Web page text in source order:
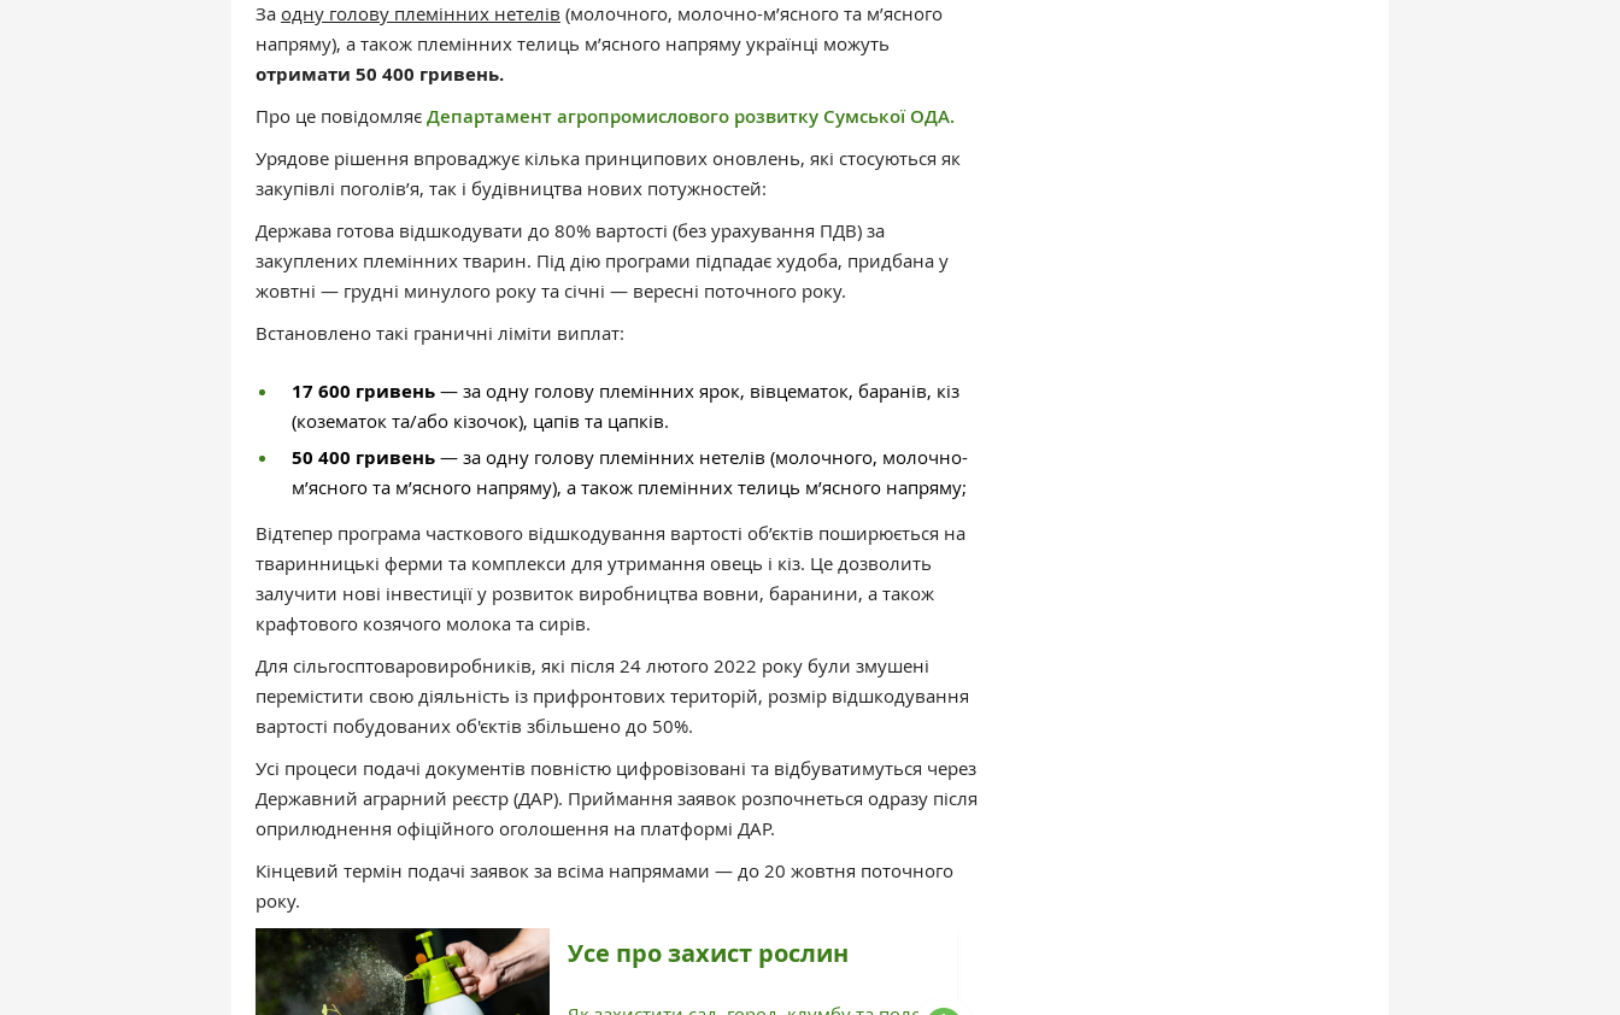
За одну голову племінних нетелів (молочного, молочно-м’ясного та м’ясного
напряму), а також племінних телиць м’ясного напряму українці можуть
отримати 50 400 гривень.
Про це повідомляє Департамент агропромислового розвитку Сумської ОДА.
Урядове рішення впроваджує кілька принципових оновлень, які стосуються як
закупівлі поголів’я, так і будівництва нових потужностей:
Держава готова відшкодувати до 80% вартості (без урахування ПДВ) за
закуплених племінних тварин. Під дію програми підпадає худоба, придбана у
жовтні — грудні минулого року та січні — вересні поточного року.
Встановлено такі граничні ліміти виплат:
17 600 гривень — за одну голову племінних ярок, вівцематок, баранів, кіз
(козематок та/або кізочок), цапів та цапків.
50 400 гривень — за одну голову племінних нетелів (молочного, молочно-
м’ясного та м’ясного напряму), а також племінних телиць м’ясного напряму;
Відтепер програма часткового відшкодування вартості об’єктів поширюється на
тваринницькі ферми та комплекси для утримання овець і кіз. Це дозволить
залучити нові інвестиції у розвиток виробництва вовни, баранини, а також
крафтового козячого молока та сирів.
Для сільгосптоваровиробників, які після 24 лютого 2022 року були змушені
перемістити свою діяльність із прифронтових територій, розмір відшкодування
вартості побудованих об'єктів збільшено до 50%.
Усі процеси подачі документів повністю цифровізовані та відбуватимуться через
Державний аграрний реєстр (ДАР). Приймання заявок розпочнеться одразу після
оприлюднення офіційного оголошення на платформі ДАР.
Кінцевий термін подачі заявок за всіма напрямами — до 20 жовтня поточного
року.
Усе про захист рослин